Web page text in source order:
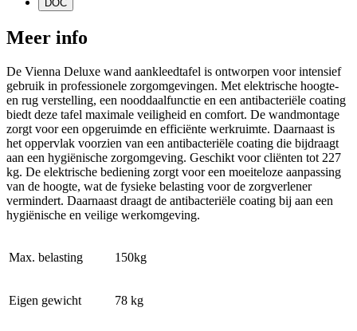
DOC
Meer info
De Vienna Deluxe wand aankleedtafel is ontworpen voor intensief
gebruik in professionele zorgomgevingen. Met elektrische hoogte-
en rug verstelling, een nooddaalfunctie en een antibacteriële coating
biedt deze tafel maximale veiligheid en comfort. De wandmontage
zorgt voor een opgeruimde en efficiënte werkruimte. Daarnaast is
het oppervlak voorzien van een antibacteriële coating die bijdraagt
aan een hygiënische zorgomgeving. Geschikt voor cliënten tot 227
kg. De elektrische bediening zorgt voor een moeiteloze aanpassing
van de hoogte, wat de fysieke belasting voor de zorgverlener
vermindert. Daarnaast draagt de antibacteriële coating bij aan een
hygiënische en veilige werkomgeving.
Max. belasting 150kg
Eigen gewicht 78 kg